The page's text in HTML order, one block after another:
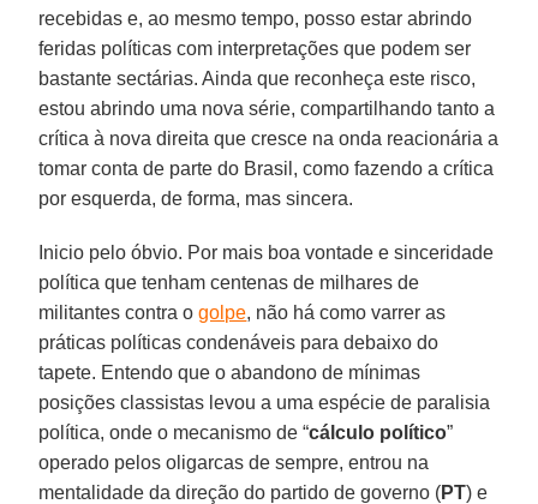
recebidas e, ao mesmo tempo, posso estar abrindo
feridas políticas com interpretações que podem ser
bastante sectárias. Ainda que reconheça este risco,
estou abrindo uma nova série, compartilhando tanto a
crítica à nova direita que cresce na onda reacionária a
tomar conta de parte do Brasil, como fazendo a crítica
por esquerda, de forma, mas sincera.
Inicio pelo óbvio. Por mais boa vontade e sinceridade
política que tenham centenas de milhares de
militantes contra o golpe, não há como varrer as
práticas políticas condenáveis para debaixo do
tapete. Entendo que o abandono de mínimas
posições classistas levou a uma espécie de paralisia
política, onde o mecanismo de “cálculo político”
operado pelos oligarcas de sempre, entrou na
mentalidade da direção do partido de governo (PT) e